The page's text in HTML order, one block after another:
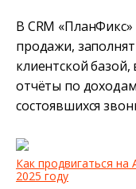
В CRM
продажи,
клиентской базой,
отчёты по
состоявшихся
Как продвигаться на
2025 году